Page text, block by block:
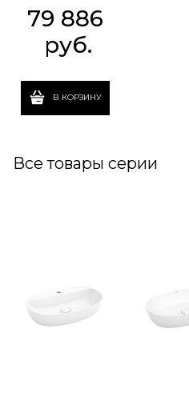
79 886
руб.
В КОРЗИНУ
Все товары серии